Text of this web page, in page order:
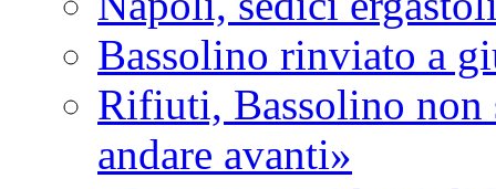
Bassolino rinviato a
Rifiuti, Bassolino
andare avanti»